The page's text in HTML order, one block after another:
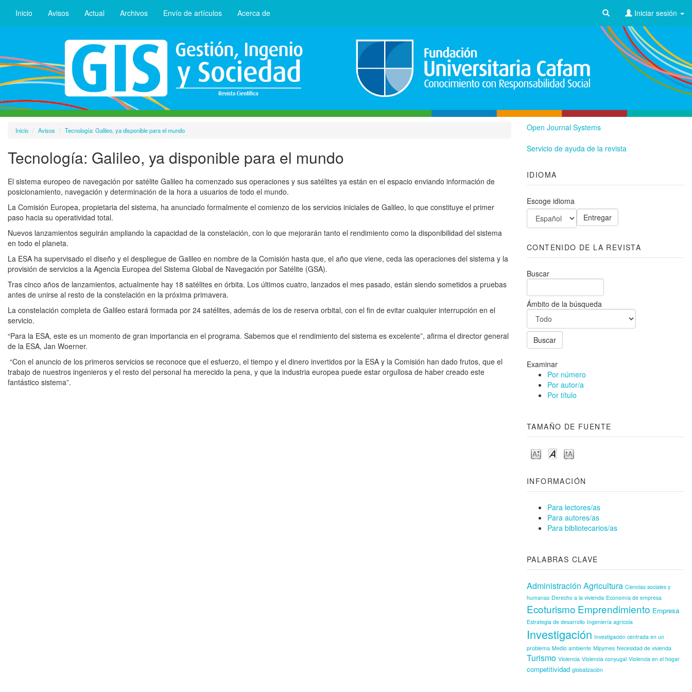
Inicio Avisos Actual Archivos Envío de artículos Acerca de Iniciar sesión
Inicio Avisos Tecnología: Galileo, ya disponible para el mundo
Tecnología: Galileo, ya disponible para el mundo
El sistema europeo de navegación por satélite Galileo ha comenzado sus operaciones y sus satélites ya están en el espacio enviando información de
posicionamiento, navegación y determinación de la hora a usuarios de todo el mundo.
La Comisión Europea, propietaria del sistema, ha anunciado formalmente el comienzo de los servicios iniciales de Galileo, lo que constituye el primer
paso hacia su operatividad total.
Nuevos lanzamientos seguirán ampliando la capacidad de la constelación, con lo que mejorarán tanto el rendimiento como la disponibilidad del sistema
en todo el planeta.
La ESA ha supervisado el diseño y el despliegue de Galileo en nombre de la Comisión hasta que, el año que viene, ceda las operaciones del sistema y la
provisión de servicios a la Agencia Europea del Sistema Global de Navegación por Satélite (GSA).
Tras cinco años de lanzamientos, actualmente hay 18 satélites en órbita. Los últimos cuatro, lanzados el mes pasado, están siendo sometidos a pruebas
antes de unirse al resto de la constelación en la próxima primavera.
La constelación completa de Galileo estará formada por 24 satélites, además de los de reserva orbital, con el fin de evitar cualquier interrupción en el
servicio.
“Para la ESA, este es un momento de gran importancia en el programa. Sabemos que el rendimiento del sistema es excelente”, afirma el director general
de la ESA, Jan Woerner.
“Con el anuncio de los primeros servicios se reconoce que el esfuerzo, el tiempo y el dinero invertidos por la ESA y la Comisión han dado frutos, que el
trabajo de nuestros ingenieros y el resto del personal ha merecido la pena, y que la industria europea puede estar orgullosa de haber creado este
fantástico sistema”.
Open Journal Systems
Servicio de ayuda de la revista
IDIOMA
Escoge idioma
CONTENIDO DE LA REVISTA
Buscar
Ámbito de la búsqueda
Examinar
Por número
Por autor/a
Por título
TAMAÑO DE FUENTE
INFORMACIÓN
Para lectores/as
Para autores/as
Para bibliotecarios/as
PALABRAS CLAVE
Administración Agricultura Ciencias sociales y
humanas Derecho a la vivienda Economía de empresa
Ecoturismo Emprendimiento Empresa
Estrategia de desarrollo Ingeniería agrícola
Investigación Investigación centrada en un
problema Medio ambiente Mipymes Necesidad de vivienda
Turismo Violencia Violencia conyugal Violencia en el hogar
competitividad globalización